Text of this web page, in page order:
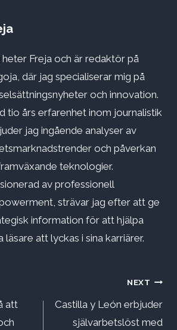
heter Freja och är redaktör på
där jag specialiserar mig på
och innovation.
tio års erfarenhet inom journalistik
jag ingående analyser av
och påverkan
teknologier.
av professionell
strävar jag efter att ge
information för att hjälpa
läsare att lyckas i sina karriärer.
att
NEXT
Castilla y León erbjuder
självarbetslöst med